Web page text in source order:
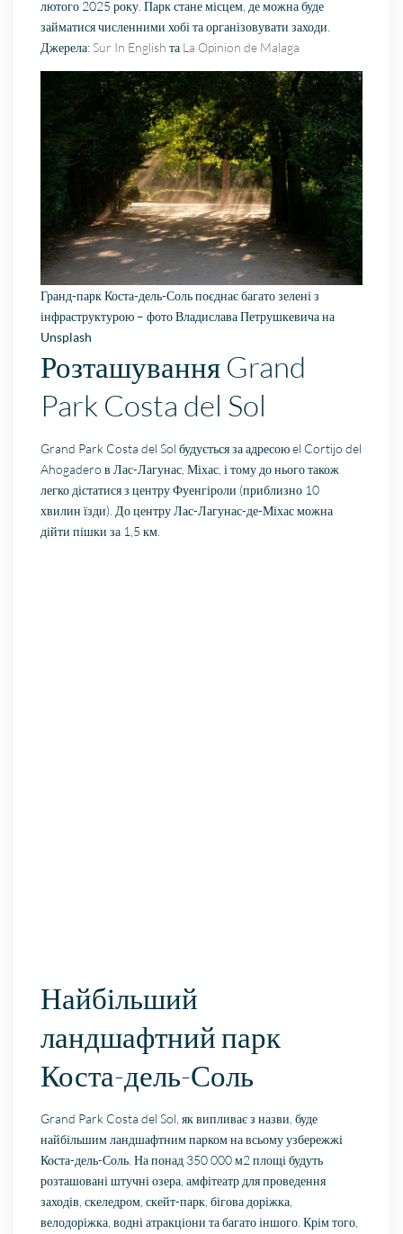
лютого 2025 року. Парк стане місцем, де можна буде
займатися численними хобі та організовувати заходи.
Джерела:Sur In English та La Opinion de Malaga
Гранд-парк Коста-дель-Соль поєднає багато зелені з
інфраструктурою – фотоВладислава Петрушкевичана
Unsplash
Розташування Grand
Park Costa del Sol
Grand Park Costa del Sol будується за адресою el Cortijo del
Ahogadero в Лас-Лагунас, Міхас, і тому до нього також
легко дістатися з центру Фуенгіроли (приблизно 10
хвилин їзди). До центру Лас-Лагунас-де-Міхас можна
дійти пішки за 1,5 км.
Найбільший
ландшафтний парк
Коста-дель-Соль
Grand Park Costa del Sol, як випливає з назви, буде
найбільшим ландшафтним парком на всьому узбережжі
Коста-дель-Соль. На понад 350 000 м2 площі будуть
розташовані штучні озера, амфітеатр для проведення
заходів, скеледром, скейт-парк, бігова доріжка,
велодоріжка, водні атракціони та багато іншого. Крім того,